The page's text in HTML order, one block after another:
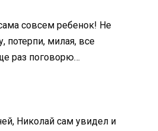
совсем ребенок! Не
потерпи, милая, все
раз поговорю…
Николай сам увидел и